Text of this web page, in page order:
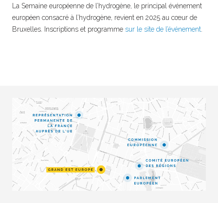
La Semaine européenne de l’hydrogène, le principal événement
européen consacré à l’hydrogène, revient en 2025 au cœur de
Bruxelles. Inscriptions et programme sur le site de l’événement